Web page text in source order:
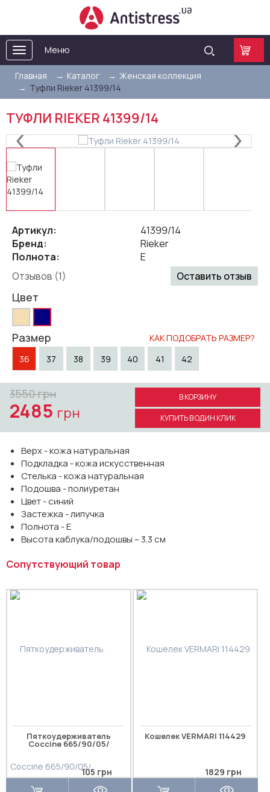
Toggle
navigation
Меню
Главная Каталог
Женская коллекция
Туфли Rieker 41399/14
ТУФЛИ RIEKER 41399/14
Артикул:
41399/14
Бренд:
Rieker
Полнота:
E
Отзывов (1)
Оставить отзыв
Цвет
Размер
КАК ПОДОБРАТЬ РАЗМЕР?
36
37 38 39 40 41 42
3550грн
2485 грн
В КОРЗИНУ
КУПИТЬ В ОДИН КЛИК
Верх - кожа натуральная
Подкладка - кожа искусственная
Стелька - кожа натуральная
Подошва - полиуретан
Цвет - синий
Застежка - липучка
Полнота - Е
Высота каблука/подошвы – 3.3 см
Сопутствующий товар
Пяткоудерживатель
Coccine 665/90/05/
105 грн
Кошелек VERMARI 114429
1829 грн